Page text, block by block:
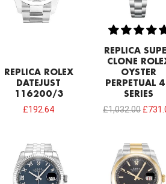
REPLICA ROLEX
DATEJUST
116200/3
£192.64
REPLICA
CLONE
OYSTER
PERPETUAL
SERIES
£1,032.00 £